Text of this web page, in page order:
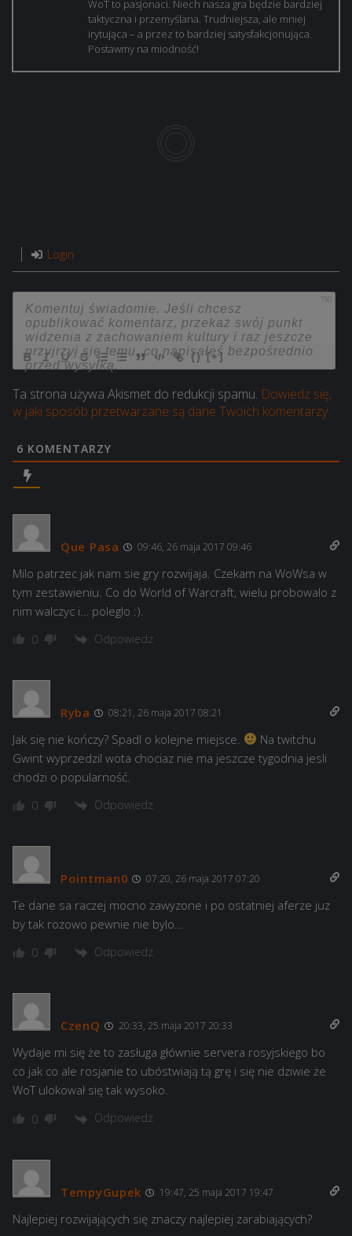
WoT to pasjonaci. Niech nasza gra będzie bardziej
taktyczna i przemyślana. Trudniejsza, ale mniej
irytująca – a przez to bardziej satysfakcjonująca.
Postawmy na miodność!
Login
750
{} [+]
Ta strona używa Akismet do redukcji spamu. Dowiedz się,
w jaki sposób przetwarzane są dane Twoich komentarzy.
6 KOMENTARZY
Que Pasa 09:46, 26 maja 2017 09:46
Milo patrzec jak nam sie gry rozwijaja. Czekam na WoWsa w
tym zestawieniu. Co do World of Warcraft, wielu probowalo z
nim walczyc i… poleglo :).
0 Odpowiedz
Ryba 08:21, 26 maja 2017 08:21
Jak się nie kończy? Spadl o kolejne miejsce.
Na twitchu
Gwint wyprzedzil wota chociaz nie ma jeszcze tygodnia jesli
chodzi o popularność.
0 Odpowiedz
Pointman0 07:20, 26 maja 2017 07:20
Te dane sa raczej mocno zawyzone i po ostatniej aferze juz
by tak rozowo pewnie nie bylo…
0 Odpowiedz
CzenQ 20:33, 25 maja 2017 20:33
Wydaje mi się że to zasługa głównie servera rosyjskiego bo
co jak co ale rosjanie to ubóstwiają tą grę i się nie dziwie że
WoT ulokował się tak wysoko.
0 Odpowiedz
TempyGupek 19:47, 25 maja 2017 19:47
Najlepiej rozwijających się znaczy najlepiej zarabiających?